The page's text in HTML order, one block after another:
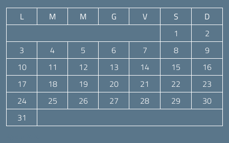
L M M G V S
D
1
2
3
4 5 6 7 8
9
10
11 12 13 14 15
16
17
18 19 20 21 22
23
24
25 26 27 28 29
30
31